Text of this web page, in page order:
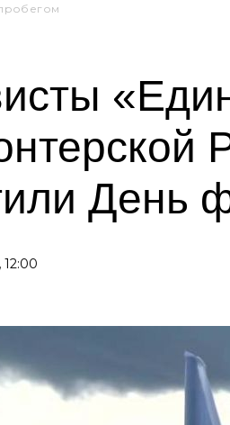
День
12:00